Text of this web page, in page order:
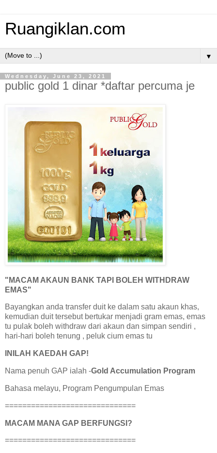
Ruangiklan.com
▼
Wednesday, June 23, 2021
public gold 1 dinar *daftar percuma je
"MACAM AKAUN BANK TAPI BOLEH WITHDRAW
EMAS"
Bayangkan anda transfer duit ke dalam satu akaun khas,
kemudian duit tersebut bertukar menjadi gram emas, emas
tu pulak boleh withdraw dari akaun dan simpan sendiri ,
hari-hari boleh tenung , peluk cium emas tu
INILAH KAEDAH GAP!
Nama penuh GAP ialah -Gold Accumulation Program
Bahasa melayu, Program Pengumpulan Emas
==============================
MACAM MANA GAP BERFUNGSI?
==============================